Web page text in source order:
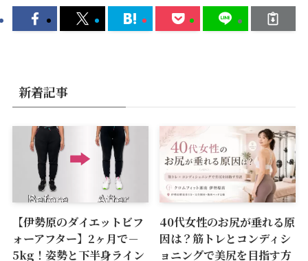
新着記事
【伊勢原のダイエットビフ
ォーアフター】2ヶ月で－
5kg！姿勢と下半身ライン
40代女性のお尻が垂れる原
因は？筋トレとコンディシ
ョニングで美尻を目指す方